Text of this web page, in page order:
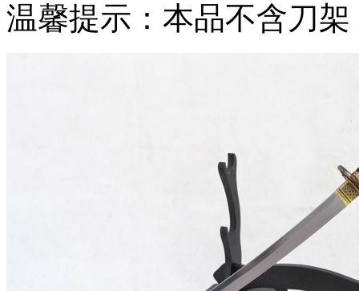
温馨提示：本品不含刀